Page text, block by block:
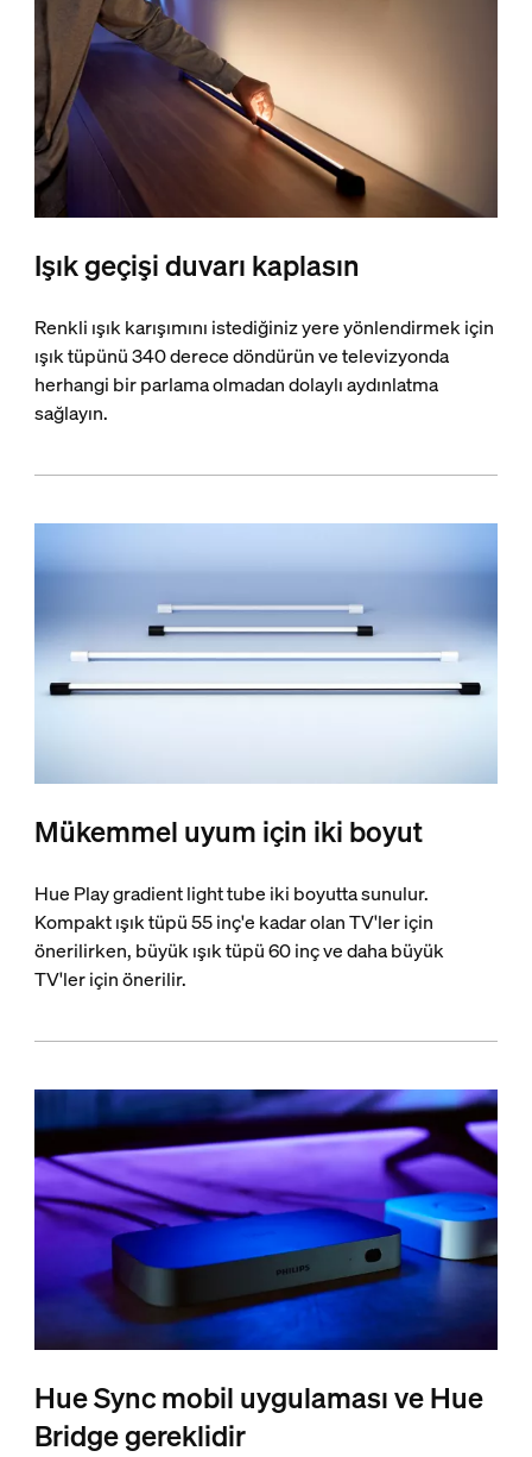
Işık geçişi duvarı kaplasın
Renkli ışık karışımını istediğiniz yere yönlendirmek için
ışık tüpünü 340 derece döndürün ve televizyonda
herhangi bir parlama olmadan dolaylı aydınlatma
sağlayın.
Mükemmel uyum için iki boyut
Hue Play gradient light tube iki boyutta sunulur.
Kompakt ışık tüpü 55 inç'e kadar olan TV'ler için
önerilirken, büyük ışık tüpü 60 inç ve daha büyük
TV'ler için önerilir.
Hue Sync mobil uygulaması ve Hue
Bridge gereklidir